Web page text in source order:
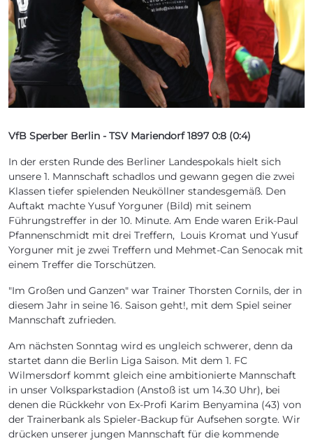
VfB Sperber Berlin - TSV Mariendorf 1897 0:8 (0:4)
In der ersten Runde des Berliner Landespokals hielt sich
unsere 1. Mannschaft schadlos und gewann gegen die zwei
Klassen tiefer spielenden Neuköllner standesgemäß. Den
Auftakt machte Yusuf Yorguner (Bild) mit seinem
Führungstreffer in der 10. Minute. Am Ende waren Erik-Paul
Pfannenschmidt mit drei Treffern, Louis Kromat und Yusuf
Yorguner mit je zwei Treffern und Mehmet-Can Senocak mit
einem Treffer die Torschützen.
"Im Großen und Ganzen" war Trainer Thorsten Cornils, der in
diesem Jahr in seine 16. Saison geht!, mit dem Spiel seiner
Mannschaft zufrieden.
Am nächsten Sonntag wird es ungleich schwerer, denn da
startet dann die Berlin Liga Saison. Mit dem 1. FC
Wilmersdorf kommt gleich eine ambitionierte Mannschaft
in unser Volksparkstadion (Anstoß ist um 14.30 Uhr), bei
denen die Rückkehr von Ex-Profi Karim Benyamina (43) von
der Trainerbank als Spieler-Backup für Aufsehen sorgte. Wir
drücken unserer jungen Mannschaft für die kommende